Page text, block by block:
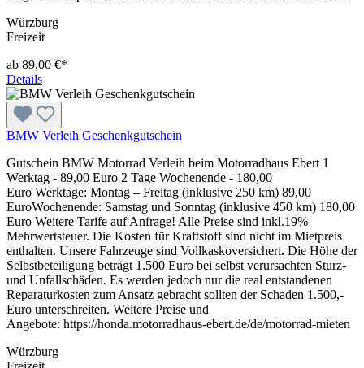
Würzburg
Freizeit
ab 89,00 €*
Details
BMW Verleih Geschenkgutschein
Gutschein BMW Motorrad Verleih beim Motorradhaus Ebert 1
Werktag - 89,00 Euro 2 Tage Wochenende - 180,00
Euro Werktage: Montag – Freitag (inklusive 250 km) 89,00
EuroWochenende: Samstag und Sonntag (inklusive 450 km) 180,00
Euro Weitere Tarife auf Anfrage! Alle Preise sind inkl.19%
Mehrwertsteuer. Die Kosten für Kraftstoff sind nicht im Mietpreis
enthalten. Unsere Fahrzeuge sind Vollkaskoversichert. Die Höhe der
Selbstbeteiligung beträgt 1.500 Euro bei selbst verursachten Sturz-
und Unfallschäden. Es werden jedoch nur die real entstandenen
Reparaturkosten zum Ansatz gebracht sollten der Schaden 1.500,-
Euro unterschreiten. Weitere Preise und
Angebote: https://honda.motorradhaus-ebert.de/de/motorrad-mieten
Würzburg